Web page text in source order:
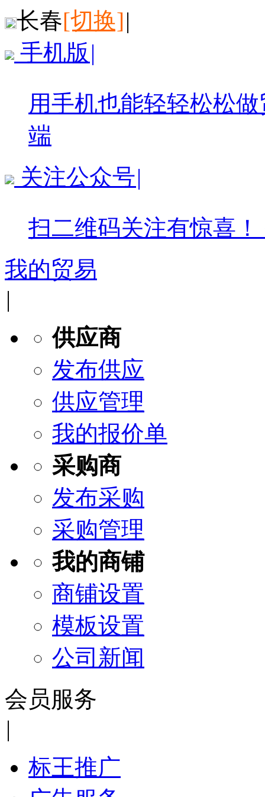
长春[切换]|
手机版 |
用手机也能轻轻松松
端
关注公众号|
扫二维码关注有惊喜！
我的贸易
|
供应商
发布供应
供应管理
我的报价单
采购商
发布采购
采购管理
我的商铺
商铺设置
模板设置
公司新闻
会员服务
|
标王推广